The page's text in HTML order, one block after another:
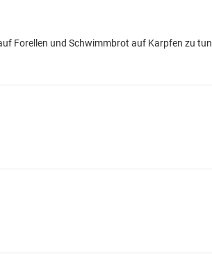
Forellen und Schwimmbrot auf Karpfen zu tun